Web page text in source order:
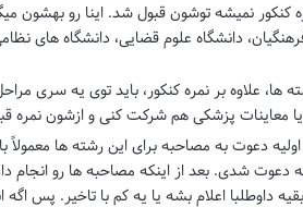
نمیشه توشون قبول شد. اینا رو بهشون
دانشگاه علوم قضایی، دانشگاه های
ها، علاوه بر نمره کنکور، باید توی یه سری
معاینات پزشکی هم شرکت کنی و ازشون نمره
اولیه دعوت به مصاحبه برای این رشته ها معمولاً
شدی. بعد از اینکه مصاحبه ها رو انجام
بقیه داوطلبا اعلام بشه یا یه کم با تاخیر. پس